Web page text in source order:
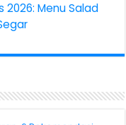
Menu Salad